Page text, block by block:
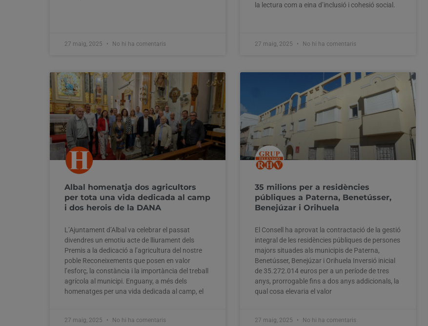
27 maig, 2025 No hi ha comentaris
la lectura com a eina d’inclusió i cohesió social.
27 maig, 2025 No hi ha comentaris
Albal homenatja dos agricultors
per tota una vida dedicada al camp
i dos herois de la DANA
L’Ajuntament d’Albal va celebrar el passat
divendres un emotiu acte de lliurament dels
Premis a la dedicació a l’agricultura del nostre
poble Reconeixements que posen en valor
l’esforç, la constància i la importància del treball
agrícola al municipi. Enguany, a més dels
homenatges per una vida dedicada al camp, el
27 maig, 2025 No hi ha comentaris
35 milions per a residències
públiques a Paterna, Benetússer,
Benejúzar i Orihuela
El Consell ha aprovat la contractació de la gestió
integral de les residències públiques de persones
majors situades als municipis de Paterna,
Benetússer, Benejúzar i Orihuela Inversió inicial
de 35.272.014 euros per a un període de tres
anys, prorrogable fins a dos anys addicionals, la
qual cosa elevaria el valor
27 maig, 2025 No hi ha comentaris